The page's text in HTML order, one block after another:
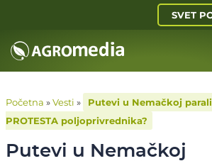
SVET
Početna »Vesti »
Putevi u Nemačkoj
PROTESTA poljoprivrednika?
Putevi u Nemačkoj